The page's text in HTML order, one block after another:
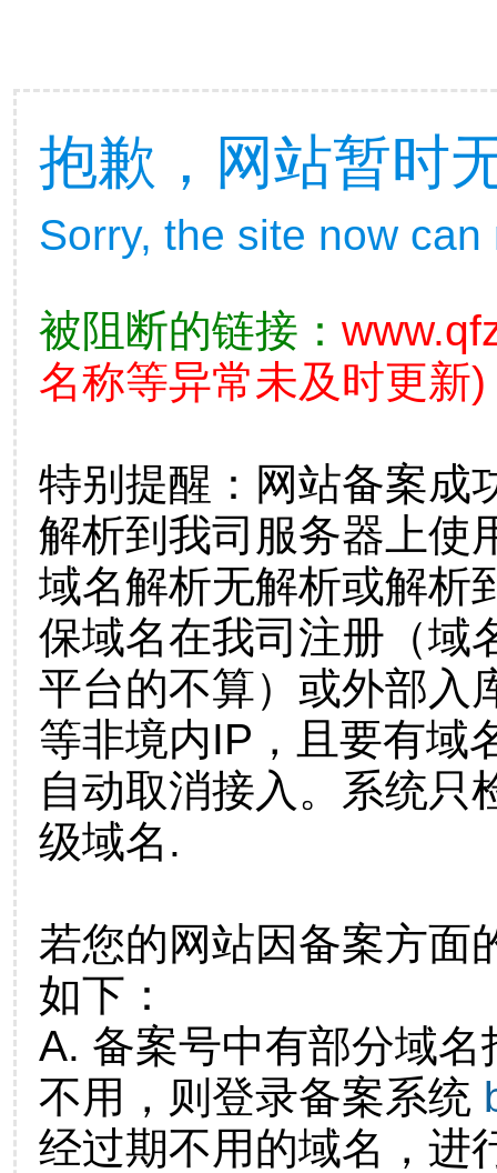
抱歉，网站暂时
Sorry, the site now
被阻断的链接：
名称等异常未及时更新)
特别提醒：网站备案成
解析到我司服务器上使
域名解析无解析或解析
保域名在我司注册（域
平台的不算）或外部入
等非境内IP，且要有域
自动取消接入。系统只
级域名.
若您的网站因备案方面
如下：
A. 备案号中有部分域
不用，则登录备案系统
经过期不用的域名，进